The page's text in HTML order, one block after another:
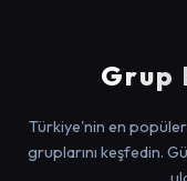
Grup
Türkiye'nin en popüler
gruplarını keşfedin.